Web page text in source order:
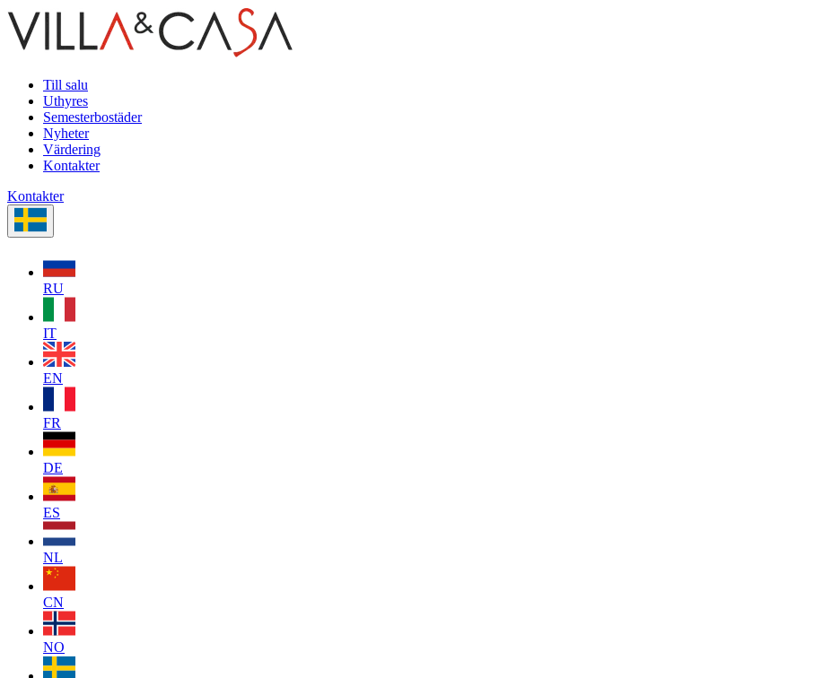
Till salu
Uthyres
Semesterbostäder
Nyheter
Värdering
Kontakter
Kontakter
RU
IT
EN
FR
DE
ES
NL
CN
NO